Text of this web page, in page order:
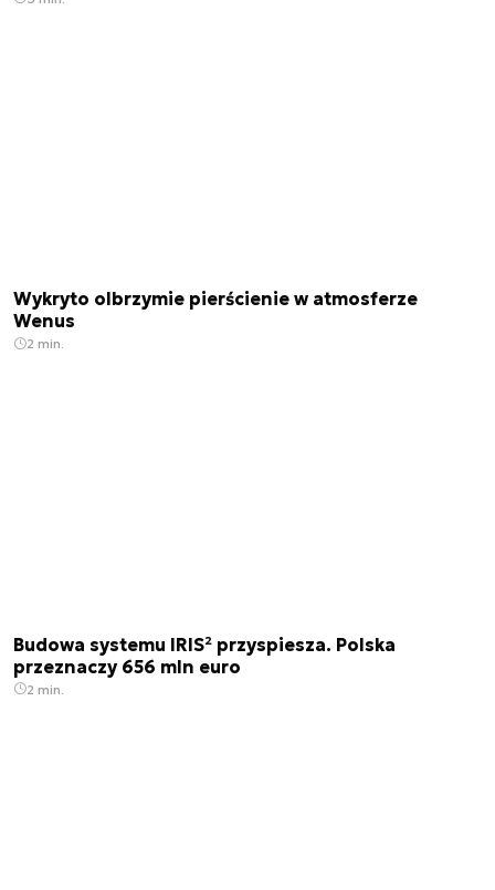
Wykryto olbrzymie pierścienie w atmosferze
Wenus
2 min.
Budowa systemu IRIS² przyspiesza. Polska
przeznaczy 656 mln euro
2 min.